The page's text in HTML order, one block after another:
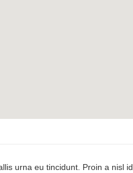
urna eu tincidunt. Proin a nisl id